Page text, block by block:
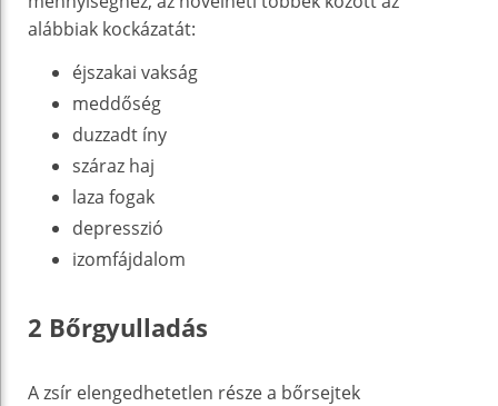
alábbiak kockázatát:
éjszakai vakság
meddőség
duzzadt íny
száraz haj
laza fogak
depresszió
izomfájdalom
2 Bőrgyulladás
A zsír elengedhetetlen része a bőrsejtek